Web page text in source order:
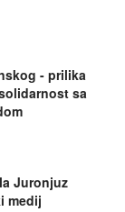
- prilika
sa
Juronjuz
medij